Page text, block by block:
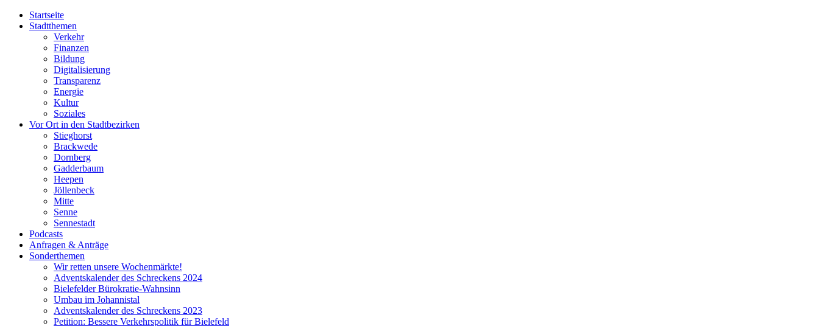
Startseite
Stadtthemen
Verkehr
Finanzen
Bildung
Digitalisierung
Transparenz
Energie
Kultur
Soziales
Vor Ort in den Stadtbezirken
Stieghorst
Brackwede
Dornberg
Gadderbaum
Heepen
Jöllenbeck
Mitte
Senne
Sennestadt
Podcasts
Anfragen & Anträge
Sonderthemen
Wir retten unsere Wochenmärkte!
Adventskalender des Schreckens 2024
Bielefelder Bürokratie-Wahnsinn
Umbau im Johannistal
Adventskalender des Schreckens 2023
Petition: Bessere Verkehrspolitik für Bielefeld​​